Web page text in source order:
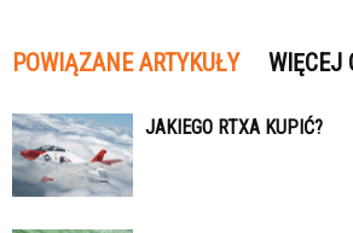
POWIĄZANE ARTYKUŁY WIĘCEJ
JAKIEGO RTXA KUPIĆ?